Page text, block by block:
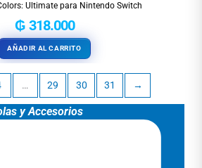
Ultimate para Nintendo Switch
₲318.000
AÑADIR AL CARRITO
… 29 30 31 →
y Accesorios